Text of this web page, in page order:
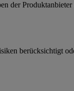
der
berücksichtigt